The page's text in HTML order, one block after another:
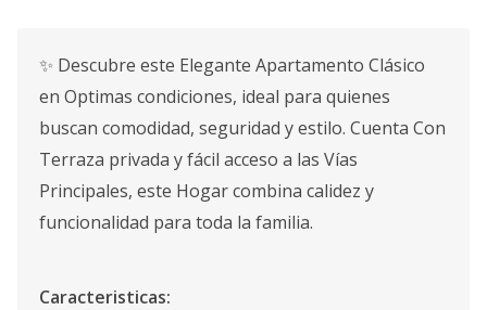
✨ Descubre este Elegante Apartamento Clásico
en Optimas condiciones, ideal para quienes
buscan comodidad, seguridad y estilo. Cuenta Con
Terraza privada y fácil acceso a las Vías
Principales, este Hogar combina calidez y
funcionalidad para toda la familia.
Caracteristicas: